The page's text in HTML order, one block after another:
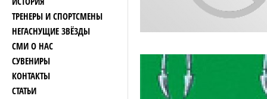
ТРЕНЕРЫ И СПОРТСМЕНЫ
НЕГАСНУЩИЕ ЗВЁЗДЫ
СМИ О НАС
СУВЕНИРЫ
КОНТАКТЫ
СТАТЬИ